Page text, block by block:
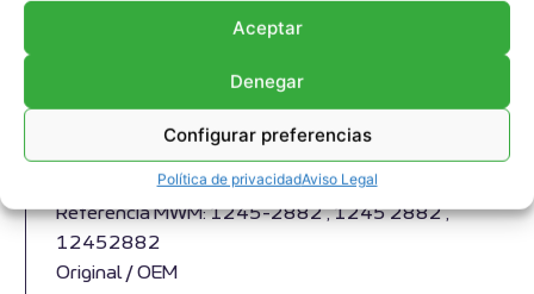
Aceptar
Denegar
Configurar preferencias
Política de privacidadAviso Legal
Compensador MWM RS-12452882
Apropiado para motores MWM y modelos varios
Referencia MWM: 1245-2882 , 1245 2882 ,
12452882
Original / OEM